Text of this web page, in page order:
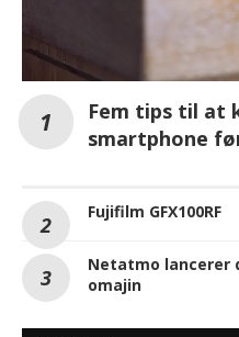
Fem tips til at
smartphone
Fujifilm GFX100RF
Netatmo lancerer
omajin